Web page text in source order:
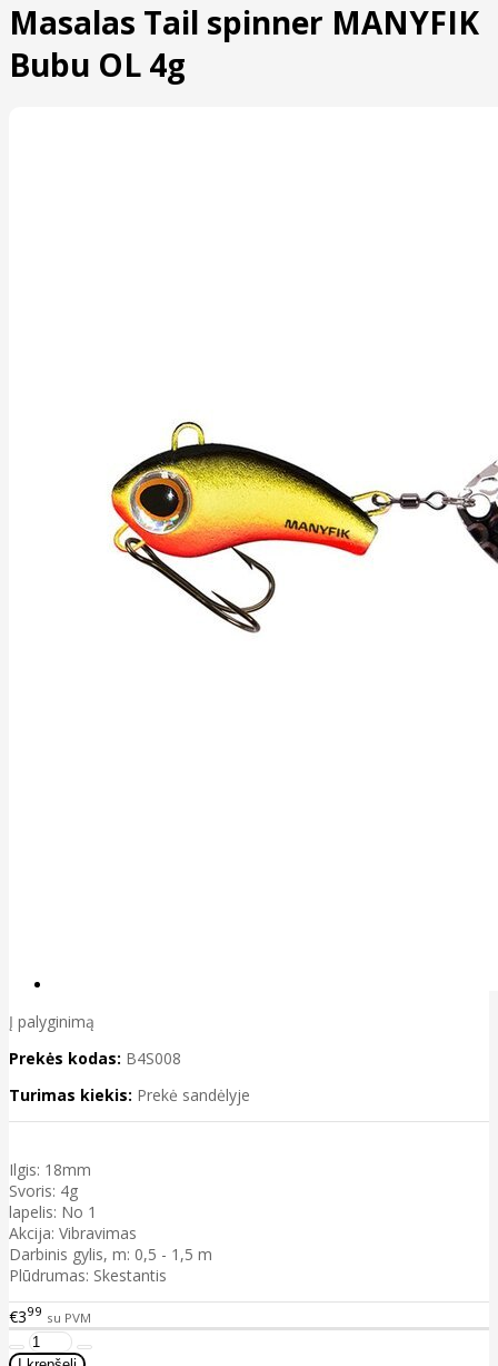
Masalas Tail spinner MANYFIK
Bubu OL 4g
Į palyginimą
Prekės kodas: B4S008
Turimas kiekis: Prekė sandėlyje
Ilgis: 18mm
Svoris: 4g
lapelis: No 1
Akcija: Vibravimas
Darbinis gylis, m: 0,5 - 1,5 m
Plūdrumas: Skestantis
€399 su PVM